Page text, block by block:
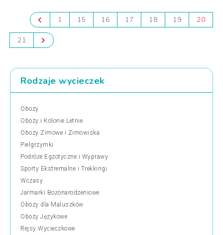
1 15 16 17 18 19 20
21
Rodzaje wycieczek
Obozy
Obozy i Kolonie Letnie
Obozy Zimowe i Zimowiska
Pielgrzymki
Podróże Egzotyczne i Wyprawy
Sporty Ekstremalne i Trekkingi
Wczasy
Jarmarki Bożonarodzeniowe
Obozy dla Maluszków
Obozy Językowe
Rejsy Wycieczkowe